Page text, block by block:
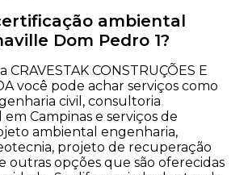
ambiental
Dom Pedro 1?
CRAVESTAK CONSTRUÇÕES E
você pode achar serviços como
civil, consultoria
Campinas e serviços de
ambiental engenharia,
projeto de recuperação
outras opções que são oferecidas